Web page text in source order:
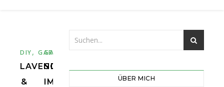
DIY,GARTEN
LAVENDEL
&
GARTEN
SCHNEE
IM
ÜBER MICH